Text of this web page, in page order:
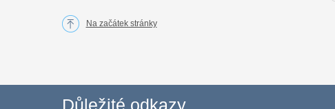
Na začátek stránky
Důležité odkazy